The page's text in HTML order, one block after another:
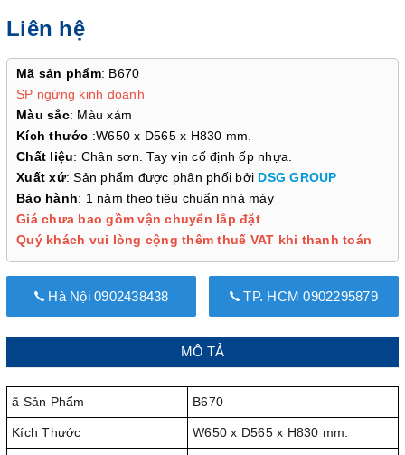
Liên hệ
Mã sản phẩm: B670
SP ngừng kinh doanh
Màu sắc: Màu xám
Kích thước :W650 x D565 x H830 mm.
Chất liệu: Chân sơn. Tay vịn cố định ốp nhựa.
Xuất xứ: Sản phẩm được phân phối bởi DSG GROUP
Bảo hành: 1 năm theo tiêu chuẩn nhà máy
Giá chưa bao gồm vận chuyển lắp đặt
Quý khách vui lòng cộng thêm thuế VAT khi thanh toán
Hà Nội 0902438438 TP. HCM 0902295879
MÔ TẢ
ã Sản Phẩm B670
Kích Thước W650 x D565 x H830 mm.